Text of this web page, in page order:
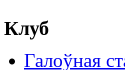
Клуб
Галоўная